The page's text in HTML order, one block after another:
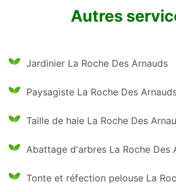
Autres
Jardinier La Roche Des Arnauds
Paysagiste La Roche Des
Taille de haie La Roche Des
Abattage d'arbres La Roche Des
Tonte et réfection pelouse La